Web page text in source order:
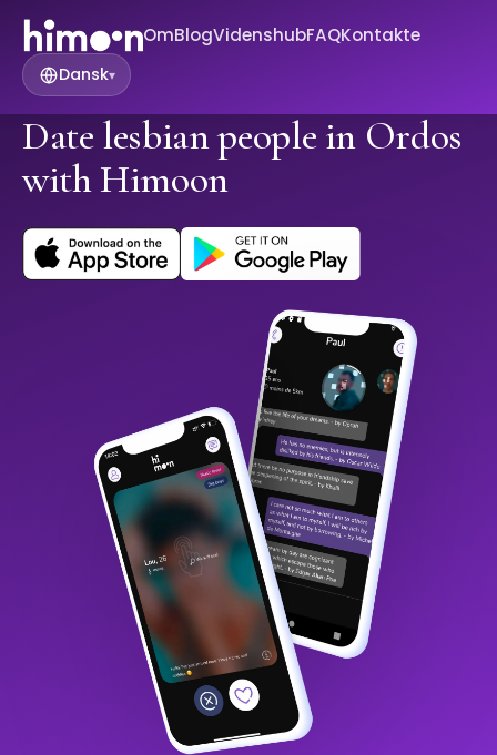
OmBlogVidenshubFAQKontakte
Dansk▾
Date lesbian people in Ordos
with Himoon